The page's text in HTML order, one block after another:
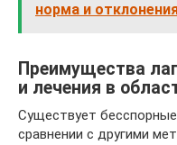
норма и
Преимущества
и лечения в
Существует
сравнении с другими